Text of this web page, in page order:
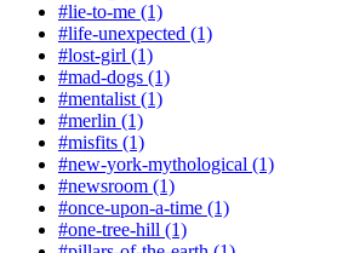
#lie-to-me (1)
#life-unexpected (1)
#lost-girl (1)
#mad-dogs (1)
#mentalist (1)
#merlin (1)
#misfits (1)
#new-york-mythological (1)
#newsroom (1)
#once-upon-a-time (1)
#one-tree-hill (1)